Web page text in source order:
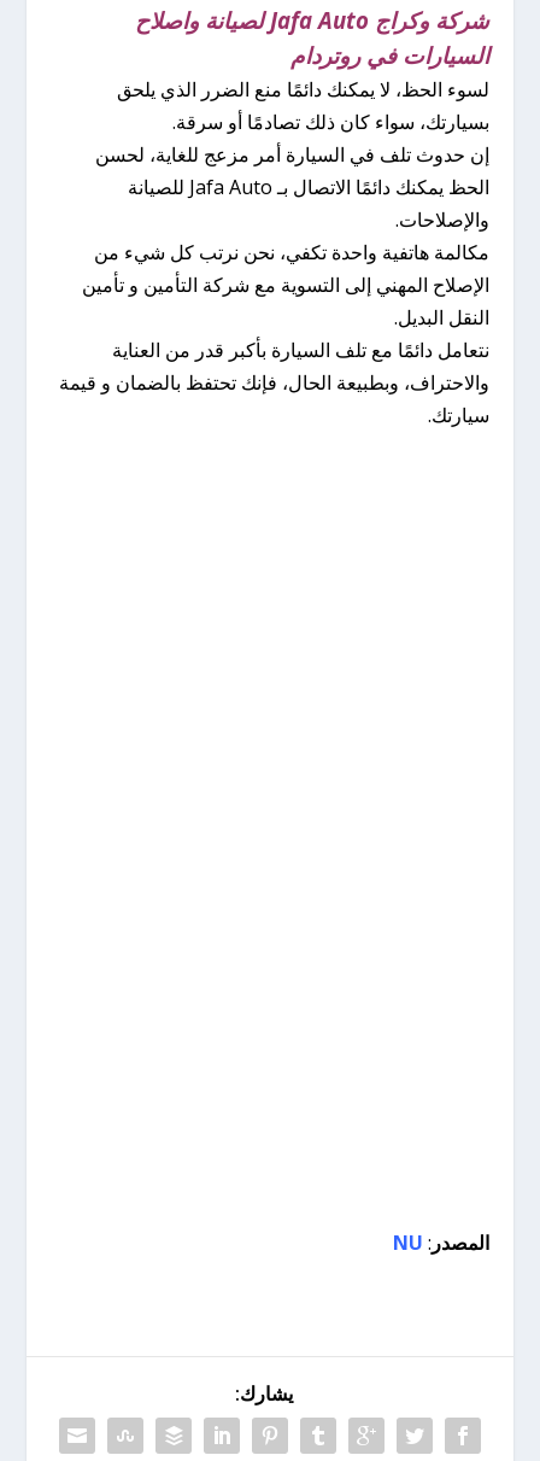
شركة وكراج Jafa Auto لصيانة واصلاح
السيارات في روتردام
لسوء الحظ، لا يمكنك دائمًا منع الضرر الذي يلحق
بسيارتك، سواء كان ذلك تصادمًا أو سرقة.
إن حدوث تلف في السيارة أمر مزعج للغاية، لحسن
الحظ يمكنك دائمًا الاتصال بـ Jafa Auto للصيانة
والإصلاحات.
مكالمة هاتفية واحدة تكفي، نحن نرتب كل شيء من
الإصلاح المهني إلى التسوية مع شركة التأمين و تأمين
النقل البديل.
نتعامل دائمًا مع تلف السيارة بأكبر قدر من العناية
والاحتراف، وبطبيعة الحال، فإنك تحتفظ بالضمان و قيمة
سيارتك.
المصدر :
NU
يشارك: